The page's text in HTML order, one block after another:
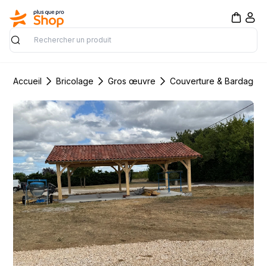
Rechercher
Accueil Bricolage Gros œuvre Couverture & Bardage